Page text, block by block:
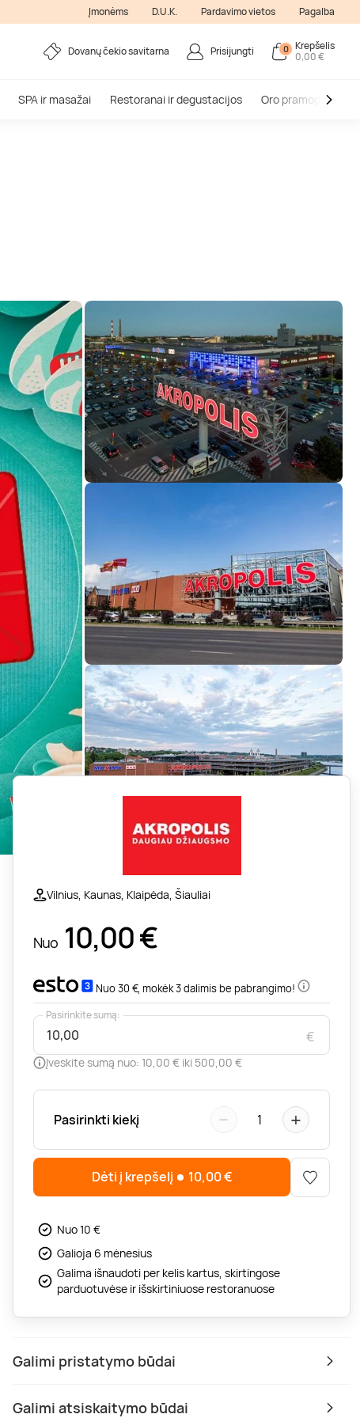
Įmonėms D.U.K. Pardavimo vietos Pagalba
Dovanų čekio savitarna Prisijungti 0 Krepšelis
0,00 €
SPA ir masažai Restoranai ir degustacijos Oro pramogos
Vilnius, Kaunas, Klaipėda, Šiauliai
Nuo 10,00€
Nuo 30 €, mokėk 3 dalimis be pabrangimo!
€
Pasirinkite sumą:
Įveskite sumą nuo: 10,00 € iki 500,00 €
Pasirinkti kiekį − 1 +
Dėti į krepšelį 10,00€
Nuo 10 €
Galioja 6 mėnesius
Galima išnaudoti per kelis kartus, skirtingose
parduotuvėse ir išskirtiniuose restoranuose
Galimi pristatymo būdai
Galimi atsiskaitymo būdai